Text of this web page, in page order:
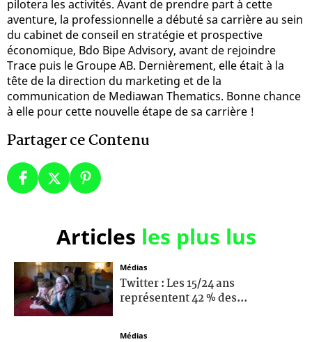
pilotera les activités. Avant de prendre part à cette
aventure, la professionnelle a débuté sa carrière au sein
du cabinet de conseil en stratégie et prospective
économique, Bdo Bipe Advisory, avant de rejoindre
Trace puis le Groupe AB. Dernièrement, elle était à la
tête de la direction du marketing et de la
communication de Mediawan Thematics. Bonne chance
à elle pour cette nouvelle étape de sa carrière !
Partager ce Contenu
Articles les plus lus
Médias
Twitter : Les 15/24 ans
représentent 42 % des...
Médias